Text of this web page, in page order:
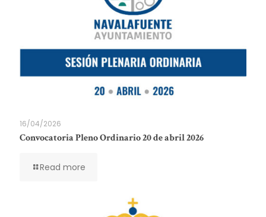
16/04/2026
Convocatoria Pleno Ordinario 20 de abril 2026
Read more